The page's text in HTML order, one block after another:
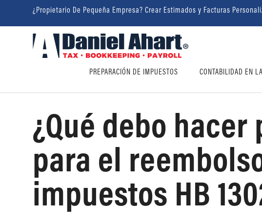
¿Propietario De Pequeña Empresa? Crear Estimados y Facturas
PREPARACIÓN DE IMPUESTOS CONTABILIDAD EN
¿Qué debo
para el
impuestos HB